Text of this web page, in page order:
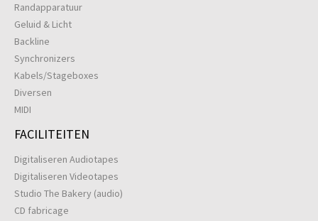
Randapparatuur
Geluid & Licht
Backline
Synchronizers
Kabels/Stageboxes
Diversen
MIDI
FACILITEITEN
Digitaliseren Audiotapes
Digitaliseren Videotapes
Studio The Bakery (audio)
CD fabricage